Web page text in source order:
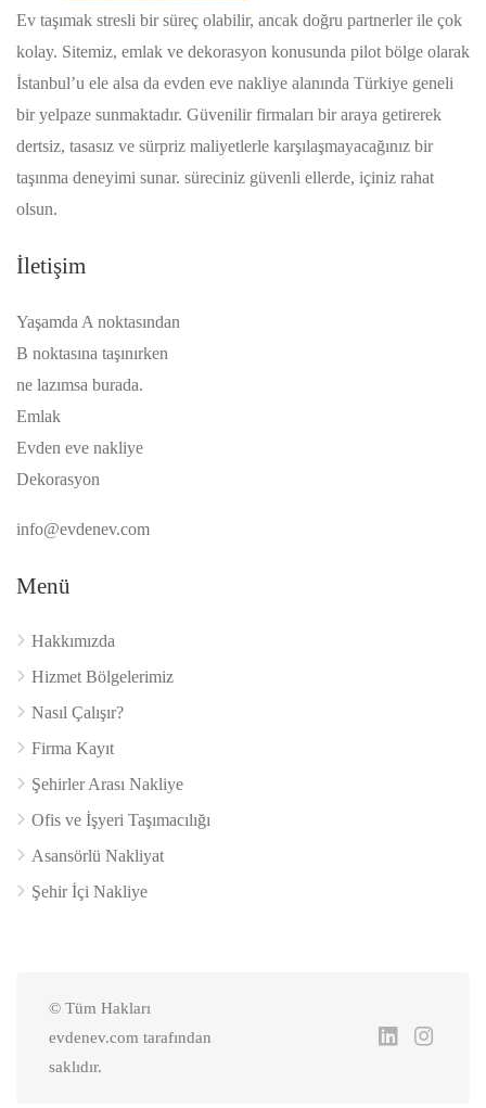
Ev taşımak stresli bir süreç olabilir, ancak doğru partnerler ile çok
kolay. Sitemiz, emlak ve dekorasyon konusunda pilot bölge olarak
İstanbul’u ele alsa da evden eve nakliye alanında Türkiye geneli
bir yelpaze sunmaktadır. Güvenilir firmaları bir araya getirerek
dertsiz, tasasız ve sürpriz maliyetlerle karşılaşmayacağınız bir
taşınma deneyimi sunar. süreciniz güvenli ellerde, içiniz rahat
olsun.
İletişim
Yaşamda A noktasından
B noktasına taşınırken
ne lazımsa burada.
Emlak
Evden eve nakliye
Dekorasyon
info@evdenev.com
Menü
Hakkımızda
Hizmet Bölgelerimiz
Nasıl Çalışır?
Firma Kayıt
Şehirler Arası Nakliye
Ofis ve İşyeri Taşımacılığı
Asansörlü Nakliyat
Şehir İçi Nakliye
© Tüm Hakları
evdenev.com tarafından
saklıdır.